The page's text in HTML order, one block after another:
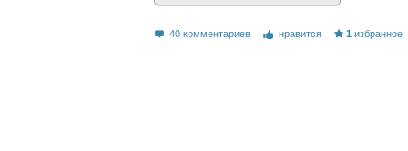
40 комментариев нравится 1 избранное